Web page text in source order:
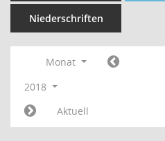
Niederschriften
Monat
2018
Aktuell